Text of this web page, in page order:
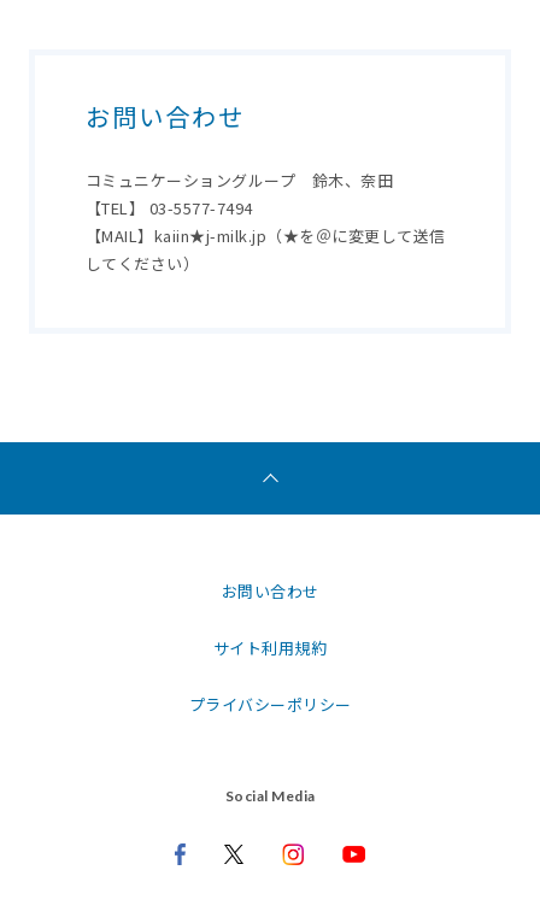
お問い合わせ
コミュニケーショングループ 鈴木、奈田
【TEL】 03-5577-7494
【MAIL】kaiin★j-milk.jp（★を＠に変更して送信
してください）
お問い合わせ
サイト利用規約
プライバシーポリシー
Social Media